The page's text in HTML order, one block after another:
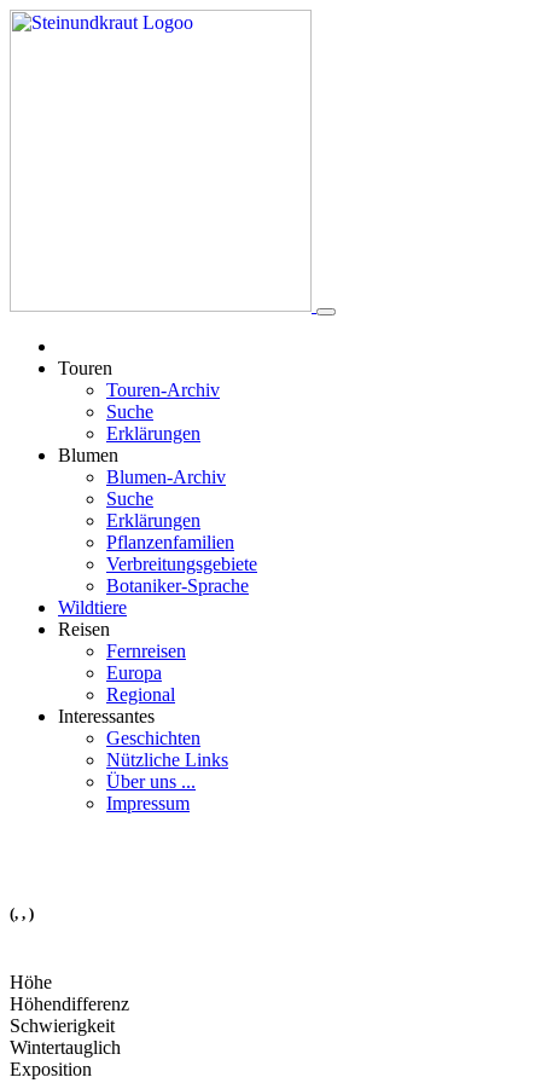
Touren
Touren-Archiv
Suche
Erklärungen
Blumen
Blumen-Archiv
Suche
Erklärungen
Pflanzenfamilien
Verbreitungsgebiete
Botaniker-Sprache
Wildtiere
Reisen
Fernreisen
Europa
Regional
Interessantes
Geschichten
Nützliche Links
Über uns ...
Impressum
(, , )
Höhe
Höhendifferenz
Schwierigkeit
Wintertauglich
Exposition